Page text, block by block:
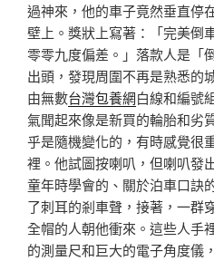
過神來，他的車子竟然垂直停
壁上。獎狀上寫著：「完美
零零九度偏差。」落款人是「
出頭，發現周圍不再是熟悉的
由無數台灣包養網白線和編號
氣聞起來像是新買的輪胎和劣
乎是隨機變化的，有時感覺很
裡。他試圖按喇叭，但喇叭發
童年時學會的、關於泊車口訣
了刺耳的剎車聲，接著，一群
全帽的人朝他衝來。這些人手
的測量尺和巨大的電子角度儀